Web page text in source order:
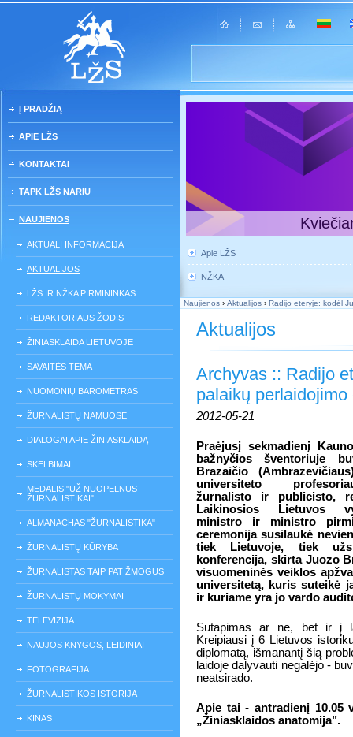
Į PRADŽIĄ
APIE LŽS
KONTAKTAI
TAPK LŽS NARIU
NAUJIENOS
AKTUALI INFORMACIJA
AKTUALIJOS
LŽS IR NŽKA PIRMININKAS
REDAKTORIAUS ŽODIS
ŽINIASKLAIDA LIETUVOJE
SAVAITĖS TEMA
NUOMONIŲ BAROMETRAS
ŽURNALISTŲ NAMUOSE
DIALOGAI APIE ŽINIASKLAIDĄ
SKELBIMAI
MEDALIS "UŽ NUOPELNUS
ŽURNALISTIKAI"
ALMANACHAS "ŽURNALISTIKA"
ŽURNALISTŲ KŪRYBA
ŽURNALISTAS TAIP PAT ŽMOGUS
ŽURNALISTŲ MOKYMAI
TELEVIZIJA
NAUJOS KNYGOS, LEIDINIAI
FOTOGRAFIJA
ŽURNALISTIKOS ISTORIJA
KINAS
Apie LŽS
NŽKA
Naujienos › Aktualijos › Radijo eteryje: kodėl
Aktualijos
Archyvas :: Radijo
palaikų
2012-05-21
Praėjusį sekmadienį
bažnyčios šventoriuje
Brazaičio
universiteto
žurnalisto ir publicisto,
Laikinosios Lietuvos
ministro ir ministro
ceremonija susilaukė
tiek Lietuvoje, tiek
konferencija, skirta Juozo
visuomeninės veiklos
universitetą, kuris suteikė
ir kuriame yra jo vardo
Sutapimas ar ne, bet ir į
Kreipiausi į 6 Lietuvos
diplomatą, išmanantį šią
laidoje dalyvauti negalėjo -
neatsirado.
Apie tai - antradienį 10.05
„Žiniasklaidos anatomija".